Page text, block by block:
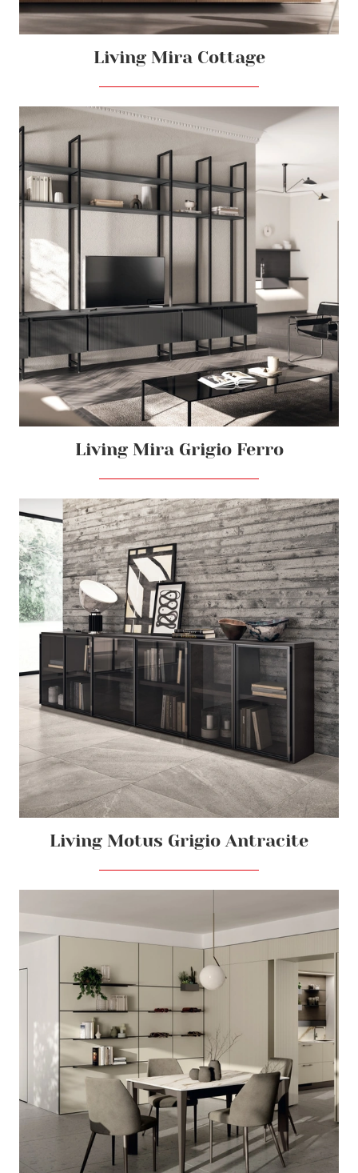
Living Mira Cottage
Living Mira Grigio Ferro
Living Motus Grigio Antracite